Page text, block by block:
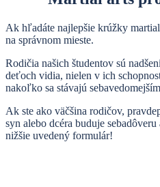
Ak hľadáte najlepšie krúžky
na správnom mieste.
Rodičia našich študentov sú
deťoch vidia, nielen v ich
nakoľko sa stávajú
Ak ste ako väčšina rodičov,
syn alebo dcéra buduje
nižšie uvedený formulár!